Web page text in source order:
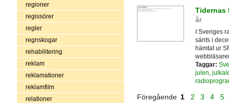
regioner
regissörer
regler
regnskogar
rehabilitering
reklam
reklamationer
reklamfilm
relationer
Tidernas
år
I Sveriges
sänts i
hämtat ur
Taggar:
julen
Föregående 1 2 3 4 5